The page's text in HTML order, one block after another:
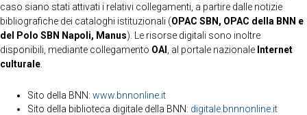
caso siano stati attivati i relativi collegamenti, a partire dalle notizie
bibliografiche dei cataloghi istituzionali (OPAC SBN, OPAC della BNN e
del Polo SBN Napoli, Manus). Le risorse digitali sono inoltre
disponibili, mediante collegamento OAI , al portale nazionale Internet
culturale
Sito della BNN: www.bnnonline.it
Sito della biblioteca digitale della BNN: digitale.bnnnonline.it